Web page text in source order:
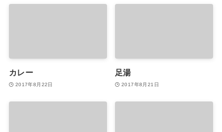
カレー
2017年8月22日
足湯
2017年8月21日